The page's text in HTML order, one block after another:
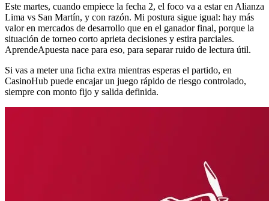
Este martes, cuando empiece la fecha 2, el foco va a estar en Alianza
Lima vs San Martín, y con razón. Mi postura sigue igual: hay más
valor en mercados de desarrollo que en el ganador final, porque la
situación de torneo corto aprieta decisiones y estira parciales.
AprendeApuesta nace para eso, para separar ruido de lectura útil.
Si vas a meter una ficha extra mientras esperas el partido, en
CasinoHub puede encajar un juego rápido de riesgo controlado,
siempre con monto fijo y salida definida.